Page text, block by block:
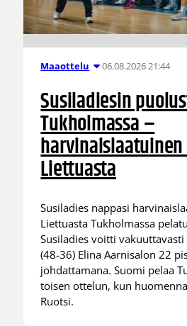
Maaottelu 06.08.2026 21:44
Susiladiesin
Tukholmassa –
Liettuasta
Susiladies nappasi
Liettuasta Tukholmassa
Susiladies voitti
(48-36) Elina Aarnisalon 22
johdattamana. Suomi pelaa
toisen ottelun, kun
Ruotsi.